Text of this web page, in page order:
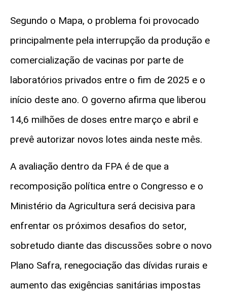
Segundo o Mapa, o problema foi provocado
principalmente pela interrupção da produção e
comercialização de vacinas por parte de
laboratórios privados entre o fim de 2025 e o
início deste ano. O governo afirma que liberou
14,6 milhões de doses entre março e abril e
prevê autorizar novos lotes ainda neste mês.
A avaliação dentro da FPA é de que a
recomposição política entre o Congresso e o
Ministério da Agricultura será decisiva para
enfrentar os próximos desafios do setor,
sobretudo diante das discussões sobre o novo
Plano Safra, renegociação das dívidas rurais e
aumento das exigências sanitárias impostas